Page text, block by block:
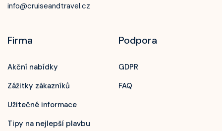
info@cruiseandtravel.cz
Firma
Akční nabídky
Zážitky zákazníků
Užitečné informace
Tipy na nejlepší plavbu
Podpora
GDPR
FAQ